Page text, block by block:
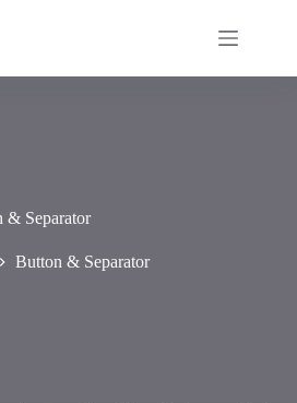
& Separator
Button & Separator